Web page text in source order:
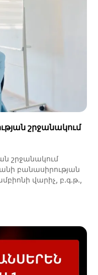
շրջանակում
շրջանակում
բանասիրության
վարիչ, բ.գ.թ.,